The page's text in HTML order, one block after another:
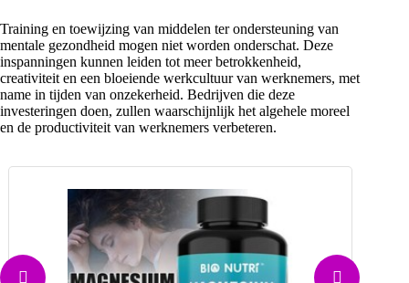
Training en toewijzing van middelen ter ondersteuning van
mentale gezondheid mogen niet worden onderschat. Deze
inspanningen kunnen leiden tot meer betrokkenheid,
creativiteit en een bloeiende werkcultuur van werknemers, met
name in tijden van onzekerheid. Bedrijven die deze
investeringen doen, zullen waarschijnlijk het algehele moreel
en de productiviteit van werknemers verbeteren.